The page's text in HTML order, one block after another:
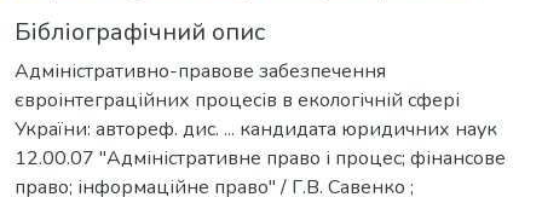
Бібліографічний опис
Адміністративно-правове забезпечення
євроінтеграційних процесів в екологічній сфері
України: автореф. дис. ... кандидата юридичних наук
12.00.07 "Адміністративне право і процес; фінансове
право; інформаційне право" / Г.В. Савенко ;